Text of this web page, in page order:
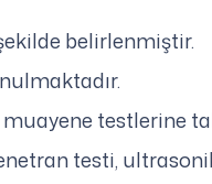
belirlenmiştir.
testlerine
testi,